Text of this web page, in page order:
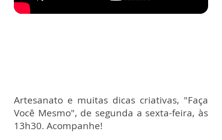
Artesanato e muitas dicas criativas, "Faça
Você Mesmo", de segunda a sexta-feira, às
13h30. Acompanhe!